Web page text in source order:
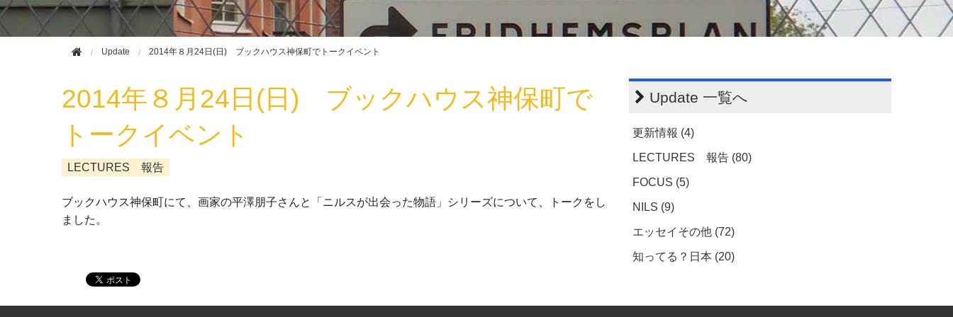
Update 2014年８月24日(日) ブックハウス神保町でトークイベント
2014年８月24日(日) ブックハウス神保町で
トークイベント
LECTURES 報告
ブックハウス神保町にて、画家の平澤朋子さんと「ニルスが出会った物語」シリーズについて、トークをし
ました。
Update 一覧へ
更新情報 (4)
LECTURES 報告 (80)
FOCUS (5)
NILS (9)
エッセイその他 (72)
知ってる？日本 (20)